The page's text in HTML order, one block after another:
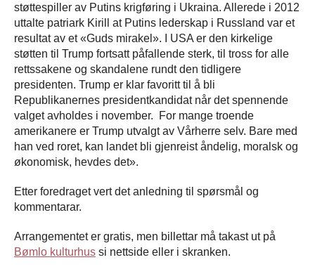
støttespiller av Putins krigføring i Ukraina. Allerede i 2012
uttalte patriark Kirill at Putins lederskap i Russland var et
resultat av et «Guds mirakel». I USA er den kirkelige
støtten til Trump fortsatt påfallende sterk, til tross for alle
rettssakene og skandalene rundt den tidligere
presidenten. Trump er klar favoritt til å bli
Republikanernes presidentkandidat når det spennende
valget avholdes i november. For mange troende
amerikanere er Trump utvalgt av Vårherre selv. Bare med
han ved roret, kan landet bli gjenreist åndelig, moralsk og
økonomisk, hevdes det».
Etter foredraget vert det anledning til spørsmål og
kommentarar.
Arrangementet er gratis, men billettar må takast ut på
Bømlo kulturhus si nettside eller i skranken.